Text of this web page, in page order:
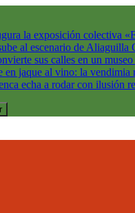
la exposición colectiva
al escenario de Aliaguilla
sus calles en un
en jaque al vino: la vendimia
echa a rodar con ilusión